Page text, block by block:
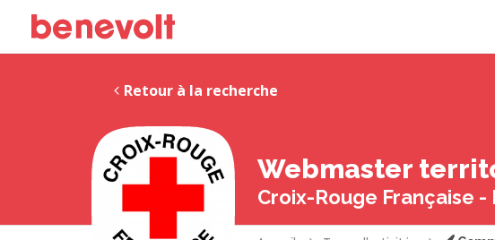
Retour à la recherche
Webmaster
Croix-Rouge Française